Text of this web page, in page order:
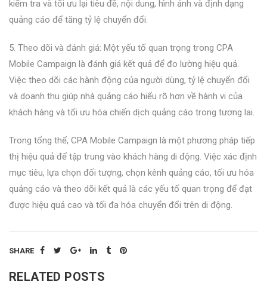
kiểm tra và tối ưu lại tiêu đề, nội dung, hình ảnh và định dạng
quảng cáo để tăng tỷ lệ chuyển đổi.
5. Theo dõi và đánh giá: Một yếu tố quan trọng trong CPA
Mobile Campaign là đánh giá kết quả để đo lường hiệu quả.
Việc theo dõi các hành động của người dùng, tỷ lệ chuyển đổi
và doanh thu giúp nhà quảng cáo hiểu rõ hơn về hành vi của
khách hàng và tối ưu hóa chiến dịch quảng cáo trong tương lai.
Trong tổng thể, CPA Mobile Campaign là một phương pháp tiếp
thị hiệu quả để tập trung vào khách hàng di động. Việc xác định
mục tiêu, lựa chọn đối tượng, chọn kênh quảng cáo, tối ưu hóa
quảng cáo và theo dõi kết quả là các yếu tố quan trọng để đạt
được hiệu quả cao và tối đa hóa chuyển đổi trên di động.
SHARE
RELATED POSTS